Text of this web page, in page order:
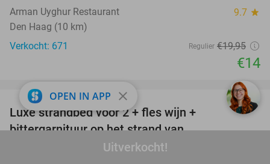
Uitverkocht!
Arman Uyghur Restaurant 9.7 star
Den Haag (10 km)
Verkocht: 671
Regulier €19,95
€14
50%
favorite_border
Luxe strandbed voor 2 + fles wijn +
bittergarnituur op het strand van
OPEN IN APP close